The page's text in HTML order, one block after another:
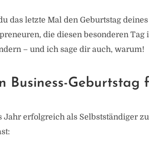
das letzte Mal den Geburtstag
die diesen besonderen
– und ich sage dir auch, warum!
Business-Geburtstag
erfolgreich als Selbstständiger